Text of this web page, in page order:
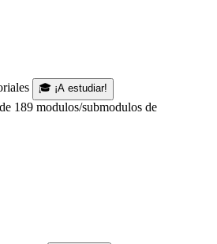
🎓 ¡A estudiar!
189 modulos/submodulos de